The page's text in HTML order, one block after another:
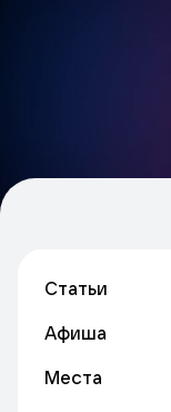
Статьи
Афиша
Места